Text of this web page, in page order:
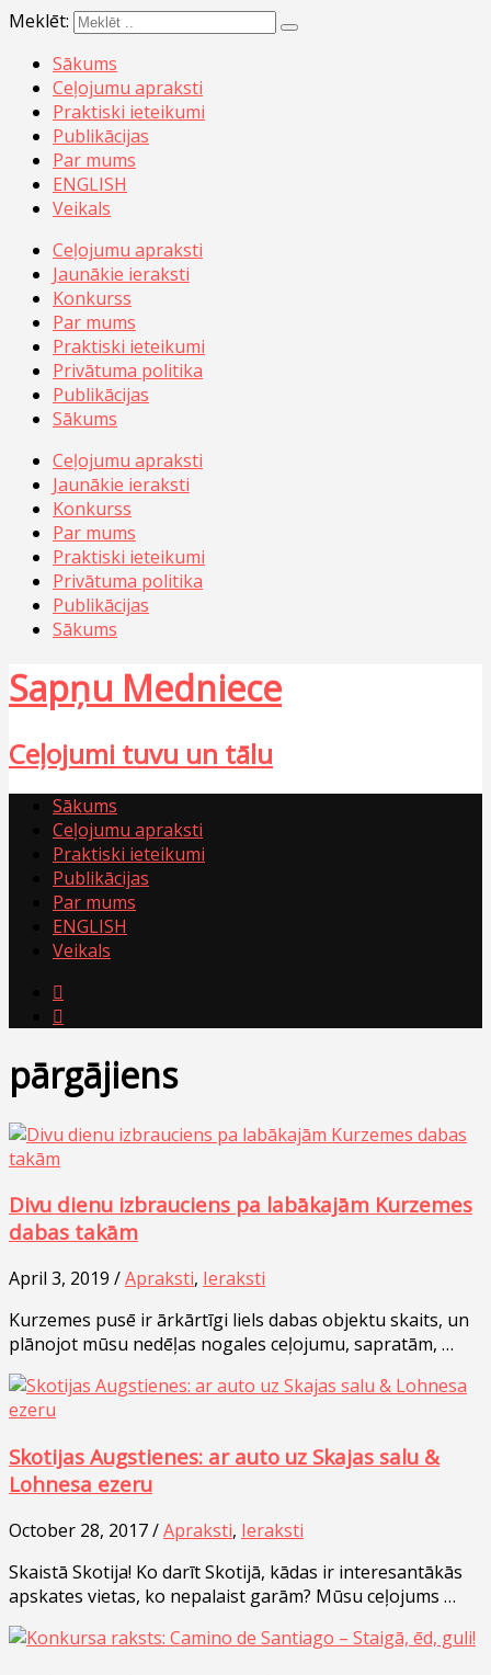
Meklēt:
Sākums
Ceļojumu apraksti
Praktiski ieteikumi
Publikācijas
Par mums
ENGLISH
Veikals
Ceļojumu apraksti
Jaunākie ieraksti
Konkurss
Par mums
Praktiski ieteikumi
Privātuma politika
Publikācijas
Sākums
Ceļojumu apraksti
Jaunākie ieraksti
Konkurss
Par mums
Praktiski ieteikumi
Privātuma politika
Publikācijas
Sākums
Sapņu Medniece
Ceļojumi tuvu un tālu
Sākums
Ceļojumu apraksti
Praktiski ieteikumi
Publikācijas
Par mums
ENGLISH
Veikals


pārgājiens
Divu dienu izbrauciens pa labākajām Kurzemes
dabas takām
April 3, 2019 /Apraksti, Ieraksti
Kurzemes pusē ir ārkārtīgi liels dabas objektu skaits, un
plānojot mūsu nedēļas nogales ceļojumu, sapratām, …
Skotijas Augstienes: ar auto uz Skajas salu &
Lohnesa ezeru
October 28, 2017 /Apraksti, Ieraksti
Skaistā Skotija! Ko darīt Skotijā, kādas ir interesantākās
apskates vietas, ko nepalaist garām? Mūsu ceļojums …